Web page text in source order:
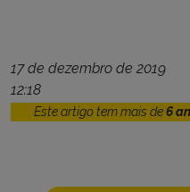
17 de dezembro de 2019
12:18
Este artigo tem mais de6